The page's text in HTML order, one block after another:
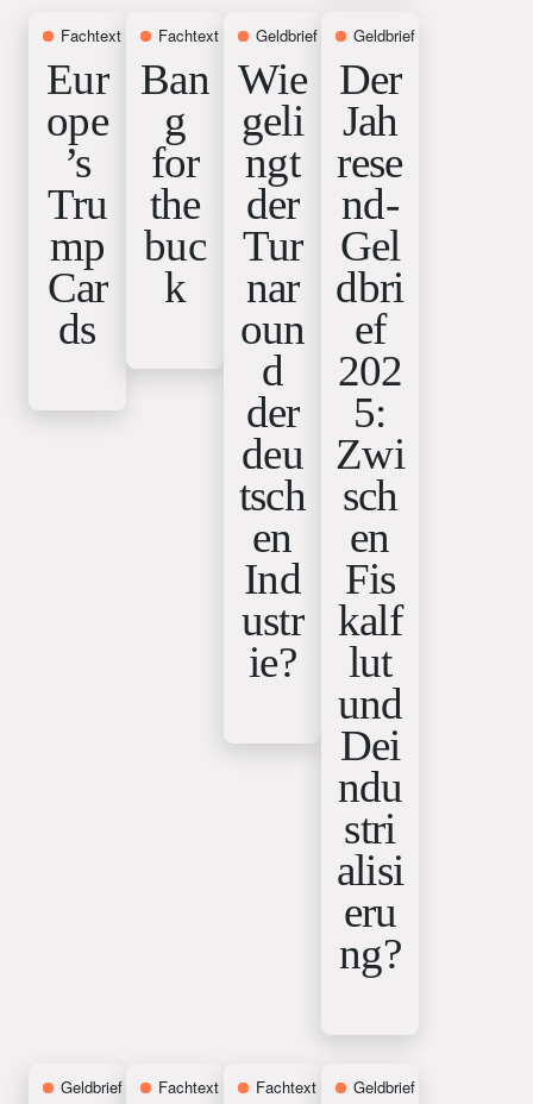
Fachtext 12. Februar 2026
Eur
ope
’s
Tru
mp
Car
ds
Fachtext 22. Januar 2026
Ban
g
for
the
buc
k
Geldbrief 15. Januar 2026
Wie
geli
ngt
der
Tur
nar
oun
d
der
deu
tsch
en
Ind
ustr
ie?
Geldbrief
Der
Jah
rese
nd-
Gel
dbri
ef
202
5:
Zwi
sch
en
Fis
kalf
lut
und
Dei
ndu
stri
alisi
eru
ng?
Geldbrief 30. Oktober 2025
Fachtext 4. September 2025
Fachtext 7. Juli 2025
Geldbrief